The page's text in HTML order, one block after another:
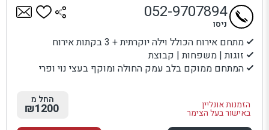
מתחם אירוח הכולל וילה יוקרתית + 3 בקתות אירוח
זוגות | משפחות | קבוצת
המתחם ממוקם בלב עמק החולה ומוקף בעצי נוי ופרי
הזמנות אונליין
באישור בעל הצימר
052-9707894
ניסו
החל מ
₪1200